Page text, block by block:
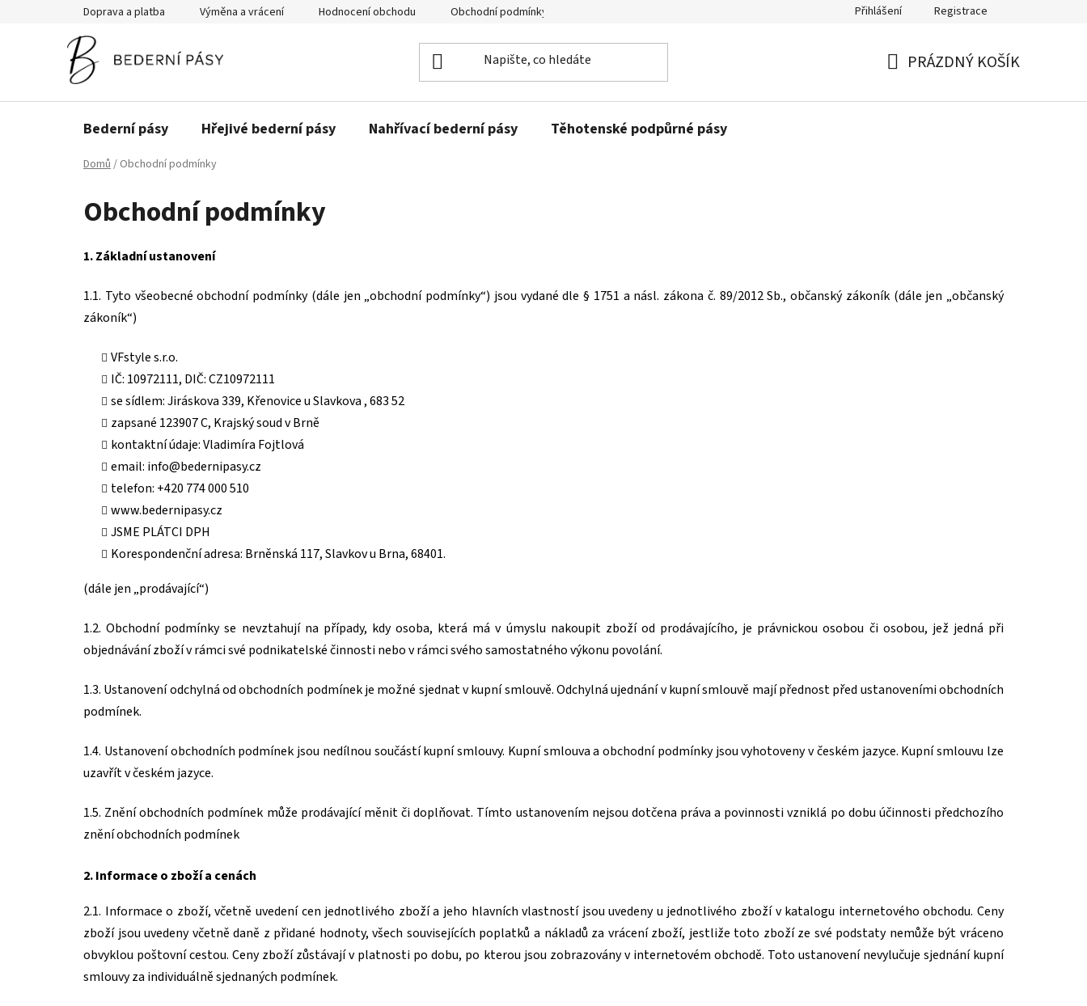
Doprava a platba Výměna a vrácení Hodnocení obchodu Obchodní podmínky Přihlášení Registrace
PRÁZDNÝ KOŠÍK
Bederní pásy Hřejivé bederní pásy Nahřívací bederní pásy Těhotenské podpůrné pásy
Domů/ Obchodní podmínky
Obchodní podmínky
1. Základní ustanovení
1.1. Tyto všeobecné obchodní podmínky (dále jen „obchodní podmínky“) jsou vydané dle § 1751 a násl. zákona č. 89/2012 Sb., občanský zákoník (dále jen „občanský
zákoník“)
VFstyle s.r.o.
IČ: 10972111, DIČ: CZ10972111
se sídlem: Jiráskova 339, Křenovice u Slavkova , 683 52
zapsané 123907 C, Krajský soud v Brně
kontaktní údaje: Vladimíra Fojtlová
email: info@bedernipasy.cz
telefon: +420 774 000 510
www.bedernipasy.cz
JSME PLÁTCI DPH
Korespondenční adresa: Brněnská 117, Slavkov u Brna, 68401.
(dále jen „prodávající“)
1.2. Obchodní podmínky se nevztahují na případy, kdy osoba, která má v úmyslu nakoupit zboží od prodávajícího, je právnickou osobou či osobou, jež jedná při
objednávání zboží v rámci své podnikatelské činnosti nebo v rámci svého samostatného výkonu povolání.
1.3. Ustanovení odchylná od obchodních podmínek je možné sjednat v kupní smlouvě. Odchylná ujednání v kupní smlouvě mají přednost před ustanoveními obchodních
podmínek.
1.4. Ustanovení obchodních podmínek jsou nedílnou součástí kupní smlouvy. Kupní smlouva a obchodní podmínky jsou vyhotoveny v českém jazyce. Kupní smlouvu lze
uzavřít v českém jazyce.
1.5. Znění obchodních podmínek může prodávající měnit či doplňovat. Tímto ustanovením nejsou dotčena práva a povinnosti vzniklá po dobu účinnosti předchozího
znění obchodních podmínek
2. Informace o zboží a cenách
2.1. Informace o zboží, včetně uvedení cen jednotlivého zboží a jeho hlavních vlastností jsou uvedeny u jednotlivého zboží v katalogu internetového obchodu. Ceny
zboží jsou uvedeny včetně daně z přidané hodnoty, všech souvisejících poplatků a nákladů za vrácení zboží, jestliže toto zboží ze své podstaty nemůže být vráceno
obvyklou poštovní cestou. Ceny zboží zůstávají v platnosti po dobu, po kterou jsou zobrazovány v internetovém obchodě. Toto ustanovení nevylučuje sjednání kupní
smlouvy za individuálně sjednaných podmínek.